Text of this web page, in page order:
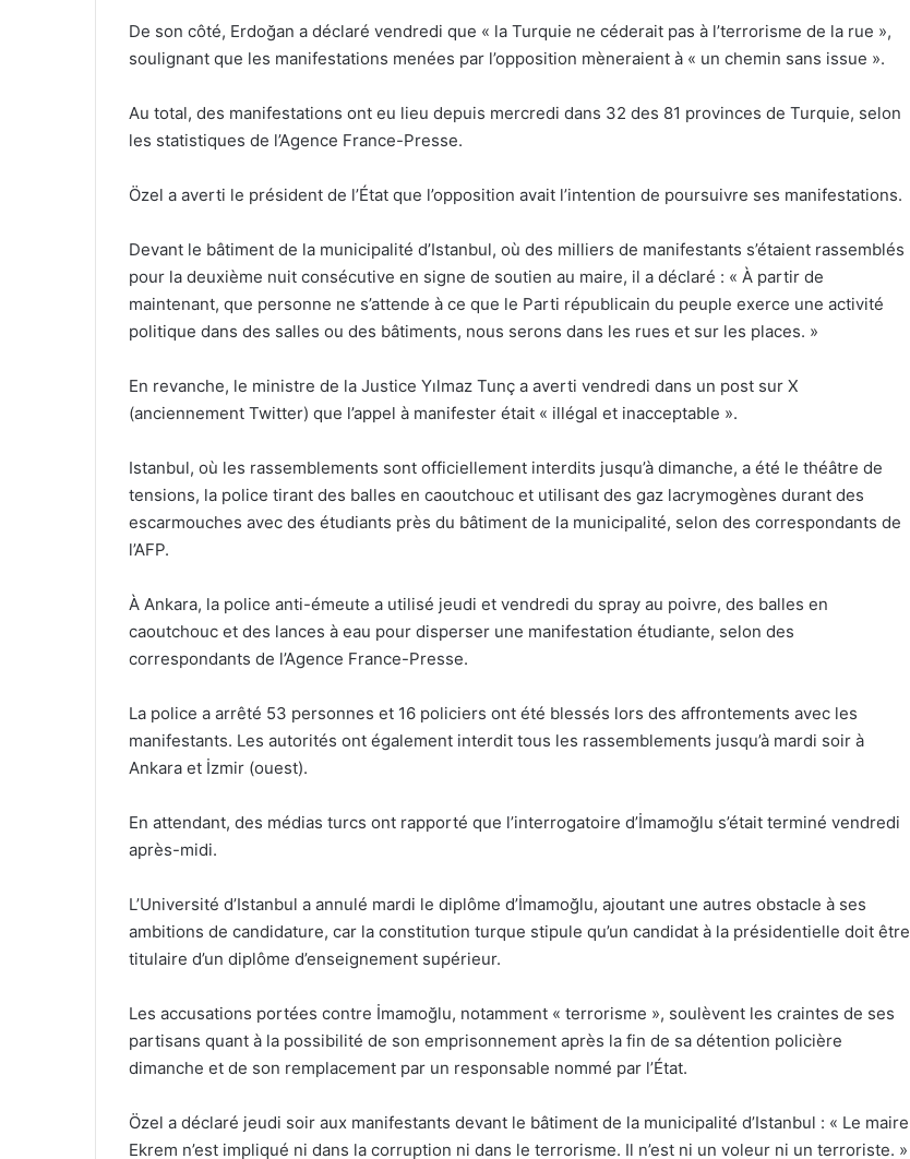
De son côté, Erdoğan a déclaré vendredi que « la Turquie ne céderait pas à l’terrorisme de la rue »,
soulignant que les manifestations menées par l’opposition mèneraient à « un chemin sans issue ».
Au total, des manifestations ont eu lieu depuis mercredi dans 32 des 81 provinces de Turquie, selon
les statistiques de l’Agence France-Presse.
Özel a averti le président de l’État que l’opposition avait l’intention de poursuivre ses manifestations.
Devant le bâtiment de la municipalité d’Istanbul, où des milliers de manifestants s’étaient rassemblés
pour la deuxième nuit consécutive en signe de soutien au maire, il a déclaré : « À partir de
maintenant, que personne ne s’attende à ce que le Parti républicain du peuple exerce une activité
politique dans des salles ou des bâtiments, nous serons dans les rues et sur les places. »
En revanche, le ministre de la Justice Yılmaz Tunç a averti vendredi dans un post sur X
(anciennement Twitter) que l’appel à manifester était « illégal et inacceptable ».
Istanbul, où les rassemblements sont officiellement interdits jusqu’à dimanche, a été le théâtre de
tensions, la police tirant des balles en caoutchouc et utilisant des gaz lacrymogènes durant des
escarmouches avec des étudiants près du bâtiment de la municipalité, selon des correspondants de
l’AFP.
À Ankara, la police anti-émeute a utilisé jeudi et vendredi du spray au poivre, des balles en
caoutchouc et des lances à eau pour disperser une manifestation étudiante, selon des
correspondants de l’Agence France-Presse.
La police a arrêté 53 personnes et 16 policiers ont été blessés lors des affrontements avec les
manifestants. Les autorités ont également interdit tous les rassemblements jusqu’à mardi soir à
Ankara et İzmir (ouest).
En attendant, des médias turcs ont rapporté que l’interrogatoire d’İmamoğlu s’était terminé vendredi
après-midi.
L’Université d’Istanbul a annulé mardi le diplôme d’İmamoğlu, ajoutant une autres obstacle à ses
ambitions de candidature, car la constitution turque stipule qu’un candidat à la présidentielle doit être
titulaire d’un diplôme d’enseignement supérieur.
Les accusations portées contre İmamoğlu, notamment « terrorisme », soulèvent les craintes de ses
partisans quant à la possibilité de son emprisonnement après la fin de sa détention policière
dimanche et de son remplacement par un responsable nommé par l’État.
Özel a déclaré jeudi soir aux manifestants devant le bâtiment de la municipalité d’Istanbul : « Le maire
Ekrem n’est impliqué ni dans la corruption ni dans le terrorisme. Il n’est ni un voleur ni un terroriste. »